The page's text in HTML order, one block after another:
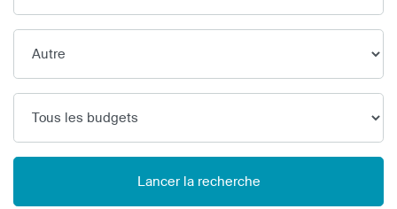
Lancer la recherche